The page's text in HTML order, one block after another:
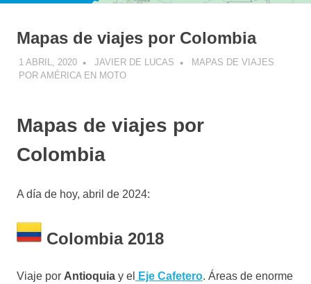
Mapas de viajes por Colombia
1 ABRIL, 2020 JAVIER DE LUCAS
MAPAS DE VIAJES
POR AMÉRICA EN MOTO
Mapas de viajes por
Colombia
A día de hoy, abril de 2024:
Colombia 2018
Viaje por Antioquia y el Eje Cafetero. Áreas de enorme